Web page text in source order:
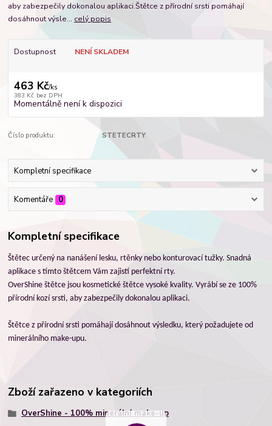
aby zabezpečily dokonalou aplikaci.Štětce z přírodní srsti pomáhají
dosáhnout výsle... celý popis
Dostupnost NENÍ SKLADEM
463 Kč/ks
383 Kč bez DPH
Momentálně není k dispozici
Číslo produktu: STETECRTY
Kompletní specifikace
Komentáře 0
Kompletní specifikace
Štětec určený na nanášení lesku, rtěnky nebo konturovací tužky. Snadná
aplikace s tímto štětcem Vám zajistí perfektní rty.
OverShine štětce jsou kosmetické štětce vysoké kvality. Vyrábí se ze 100%
přírodní kozí srsti, aby zabezpečily dokonalou aplikaci.
Štětce z přírodní srsti pomáhají dosáhnout výsledku, který požadujete od
minerálního make-upu.
Zboží zařazeno v kategoriích
OverShine - 100% minerální make-up